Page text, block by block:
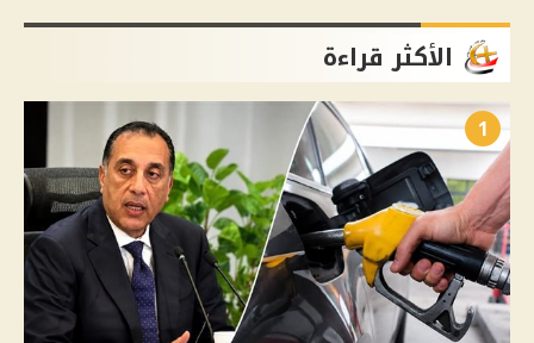
الأكثر قراءة
1